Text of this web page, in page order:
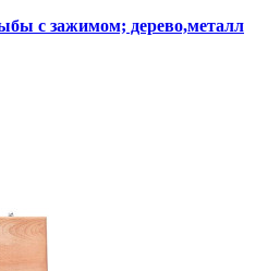
с зажимом; дерево,металл